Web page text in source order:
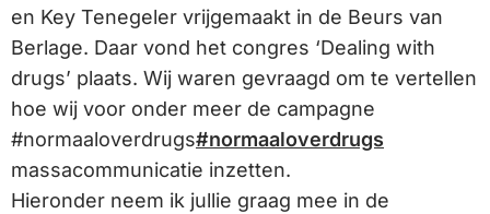
en Key Tenegeler vrijgemaakt in de Beurs van
Berlage. Daar vond het congres ‘Dealing with
drugs’ plaats. Wij waren gevraagd om te vertellen
hoe wij voor onder meer de campagne
#normaaloverdrugs#normaaloverdrugs
massacommunicatie inzetten.
Hieronder neem ik jullie graag mee in de